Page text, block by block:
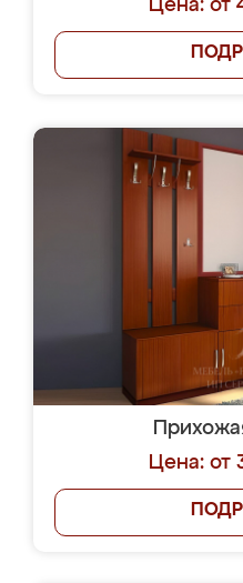
Цена: от
Цена: от